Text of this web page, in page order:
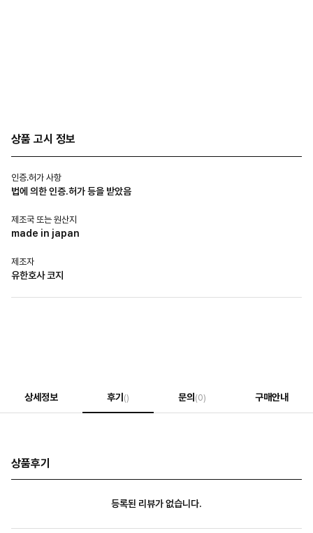
상품 고시 정보
인증.허가 사항
법에 의한 인증.허가 등을 받았음
제조국 또는 원산지
made in japan
제조자
유한호사 코지
상세정보 후기 () 문의 (0) 구매안내
상품후기
등록된 리뷰가 없습니다.